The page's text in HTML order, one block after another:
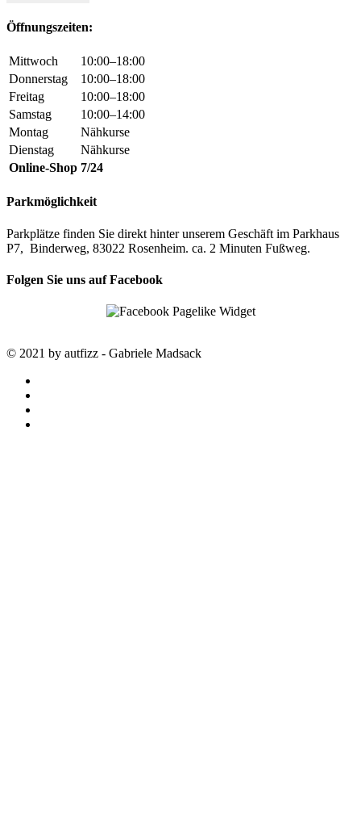
Öffnungszeiten:
Mittwoch
10:00–18:00
Donnerstag
10:00–18:00
Freitag
10:00–18:00
Samstag
10:00–14:00
Montag
Nähkurse
Dienstag
Nähkurse
Online-Shop 7/24
Parkmöglichkeit
Parkplätze finden Sie direkt hinter unserem Geschäft im Parkhaus
P7, Binderweg, 83022 Rosenheim. ca. 2 Minuten Fußweg.
Folgen Sie uns auf Facebook
© 2021 by autfizz - Gabriele Madsack